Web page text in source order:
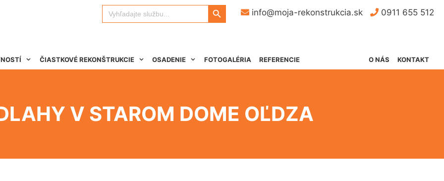
info@moja-rekonstrukcia.sk 0911 655 512
Search
for:
Search Button
ČIASTKOVÉ REKONŠTRUKCIE OSADENIE FOTOGALÉRIA REFERENCIE KONTAKT
O NÁS
V STAROM DOME OĽDZA